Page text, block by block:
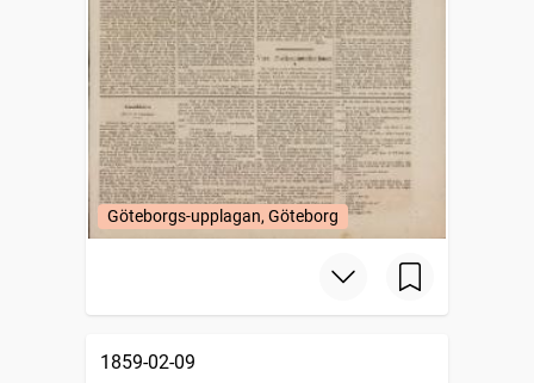
Göteborgs-upplagan, Göteborg
1859-02-09